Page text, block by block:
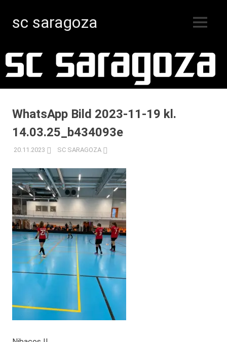
innehåll
sc saragoza
Kristinestad
sedan
MENY
WhatsApp Bild 2023-11-19 kl.
14.03.25_b434093e
20.11.2023 SC SARAGOZA